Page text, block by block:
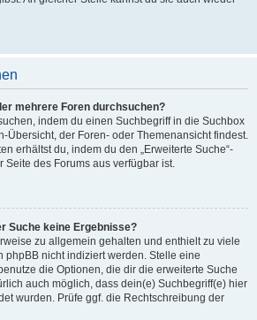
mehrere Foren durchsuchen?
indem du einen Suchbegriff in die Suchbox
Übersicht, der Foren- oder Themenansicht findest.
erhältst du, indem du den „Erweiterte Suche“-
Seite des Forums aus verfügbar ist.
Suche keine Ergebnisse?
zu allgemein gehalten und enthielt zu viele
phpBB nicht indiziert werden. Stelle eine
die Optionen, die dir die erweiterte Suche
auch möglich, dass dein(e) Suchbegriff(e) hier
wurden. Prüfe ggf. die Rechtschreibung der